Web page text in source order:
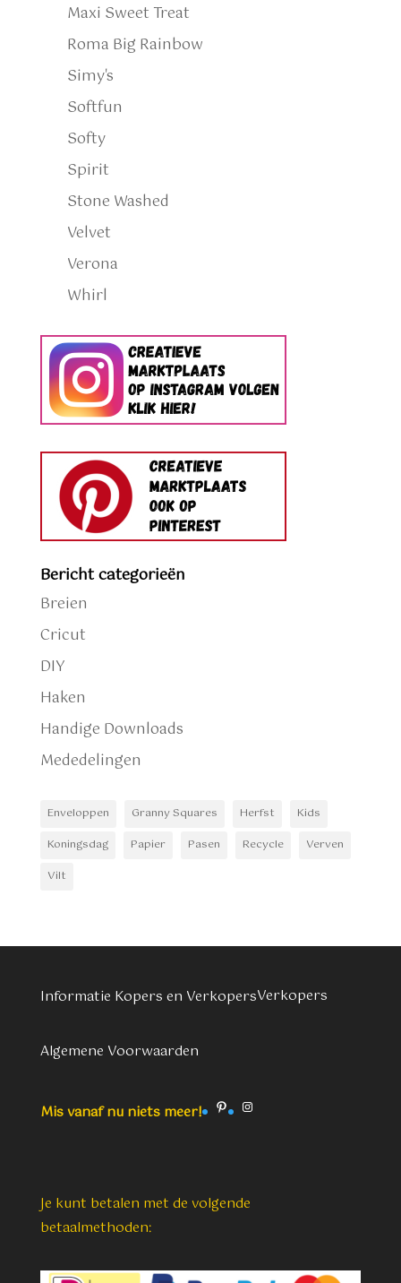
Maxi Sweet Treat
Roma Big Rainbow
Simy's
Softfun
Softy
Spirit
Stone Washed
Velvet
Verona
Whirl
Bericht categorieën
Breien
Cricut
DIY
Haken
Handige Downloads
Mededelingen
Enveloppen Granny Squares Herfst
Kids
Koningsdag
Papier Pasen Recycle
Verven
Vilt
Informatie Kopers en VerkopersVerkopers
Algemene Voorwaarden
Mis vanaf nu niets meer! PinterestInstagram
Je kunt betalen met de volgende
betaalmethoden: